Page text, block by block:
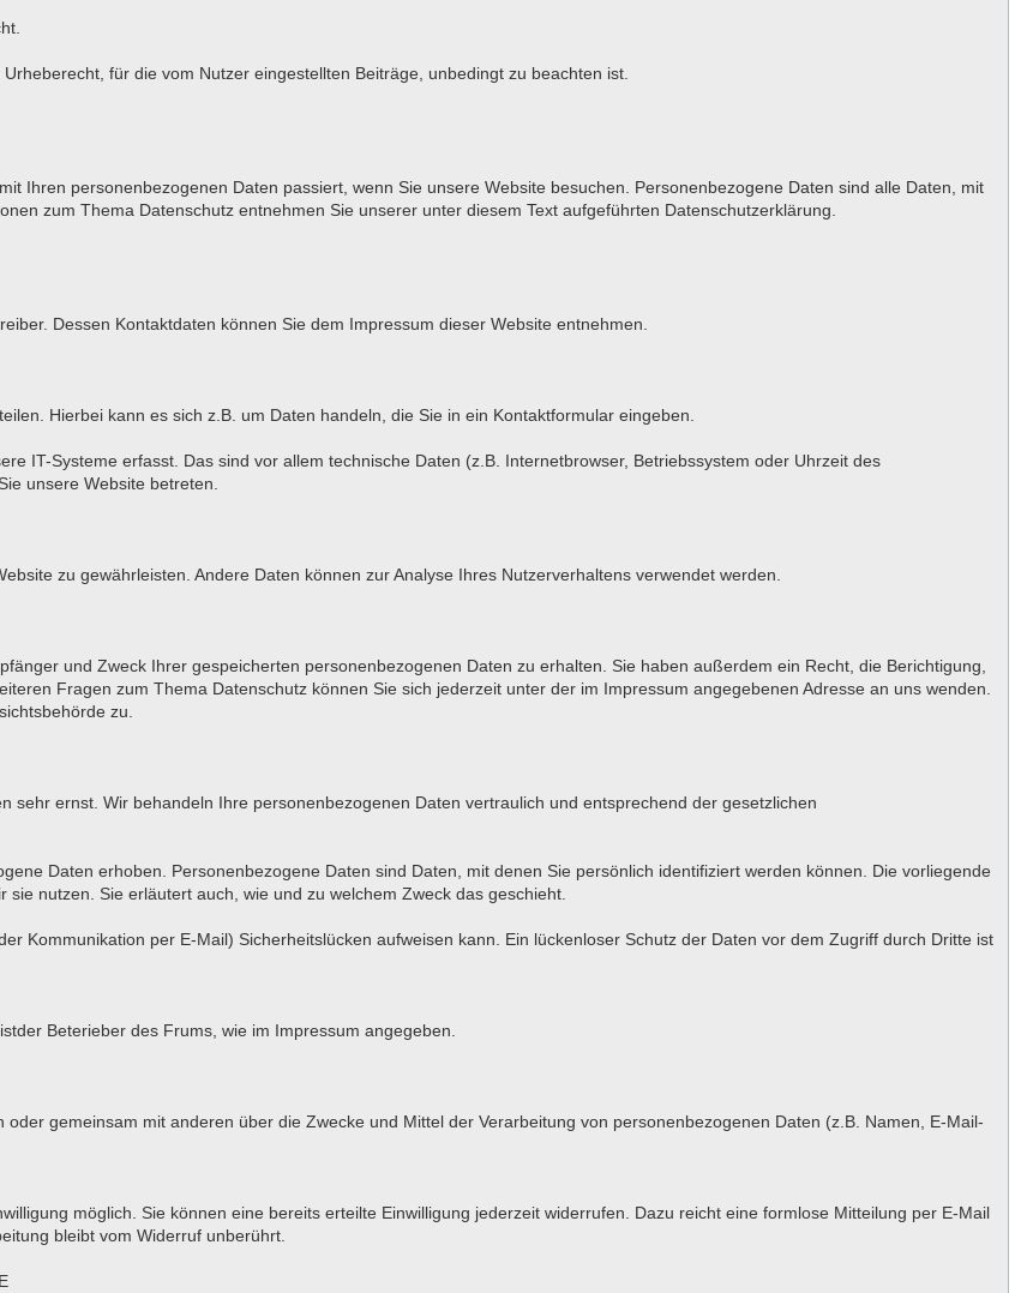
für die vom Nutzer eingestellten Beiträge, unbedingt zu beachten ist.
Ihren personenbezogenen Daten passiert, wenn Sie unsere Website besuchen. Personenbezogene Daten sind alle Daten, mit
zum Thema Datenschutz entnehmen Sie unserer unter diesem Text aufgeführten Datenschutzerklärung.
Dessen Kontaktdaten können Sie dem Impressum dieser Website entnehmen.
Hierbei kann es sich z.B. um Daten handeln, die Sie in ein Kontaktformular eingeben.
IT-Systeme erfasst. Das sind vor allem technische Daten (z.B. Internetbrowser, Betriebssystem oder Uhrzeit des
unsere Website betreten.
zu gewährleisten. Andere Daten können zur Analyse Ihres Nutzerverhaltens verwendet werden.
und Zweck Ihrer gespeicherten personenbezogenen Daten zu erhalten. Sie haben außerdem ein Recht, die Berichtigung,
Fragen zum Thema Datenschutz können Sie sich jederzeit unter der im Impressum angegebenen Adresse an uns wenden.
zu.
sehr ernst. Wir behandeln Ihre personenbezogenen Daten vertraulich und entsprechend der gesetzlichen
Daten erhoben. Personenbezogene Daten sind Daten, mit denen Sie persönlich identifiziert werden können. Die vorliegende
nutzen. Sie erläutert auch, wie und zu welchem Zweck das geschieht.
Kommunikation per E-Mail) Sicherheitslücken aufweisen kann. Ein lückenloser Schutz der Daten vor dem Zugriff durch Dritte ist
Beterieber des Frums, wie im Impressum angegeben.
gemeinsam mit anderen über die Zwecke und Mittel der Verarbeitung von personenbezogenen Daten (z.B. Namen, E-Mail-
möglich. Sie können eine bereits erteilte Einwilligung jederzeit widerrufen. Dazu reicht eine formlose Mitteilung per E-Mail
bleibt vom Widerruf unberührt.